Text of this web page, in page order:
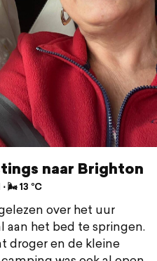
naar Brighton
🌬 13 °C
over het uur
aan het bed te springen.
droger en de kleine